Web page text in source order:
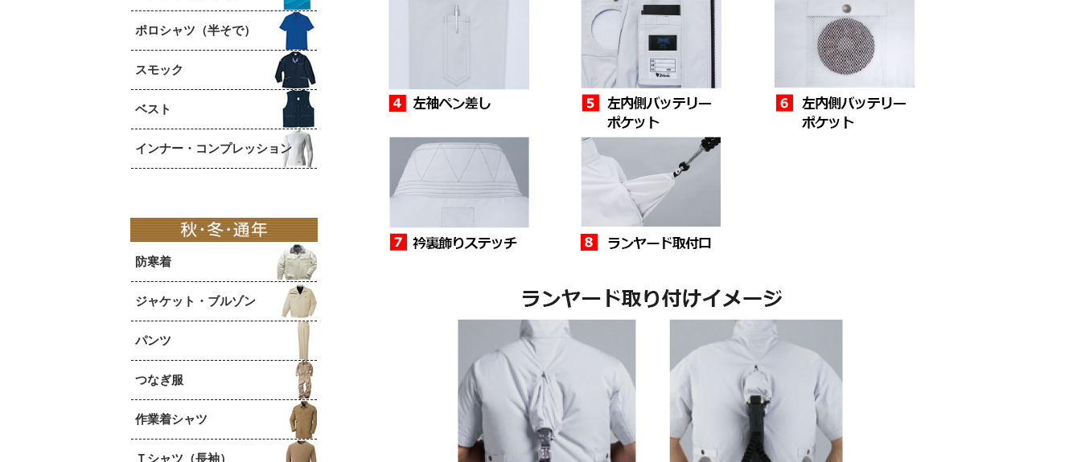
ポロシャツ（半そで）
スモック
ベスト
インナー・コンプレッション
防寒着
ジャケット・ブルゾン
パンツ
つなぎ服
作業着シャツ
Ｔシャツ（長袖）